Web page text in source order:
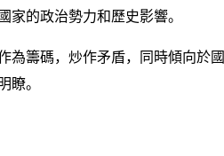
的政治勢力和歷史影響。
為籌碼，炒作矛盾，同時傾向於
。